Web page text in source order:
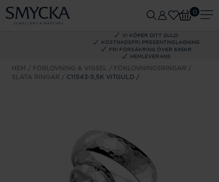
VI KÖPER DITT GULD
KOSTNADSFRI PRESENTINSLAGNING
FRI FÖRSÄKRING ÖVER 695KR
HEMLEVERANS
0
HEM FÖRLOVNING & VIGSEL
FÖRLOVNINGSRINGAR
SLÄTA RINGAR
C11543-5,5K VITGULD